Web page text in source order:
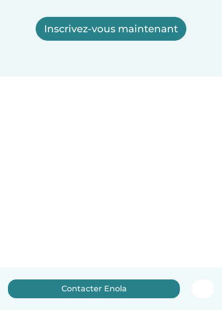
Inscrivez-vous maintenant
Contacter Enola